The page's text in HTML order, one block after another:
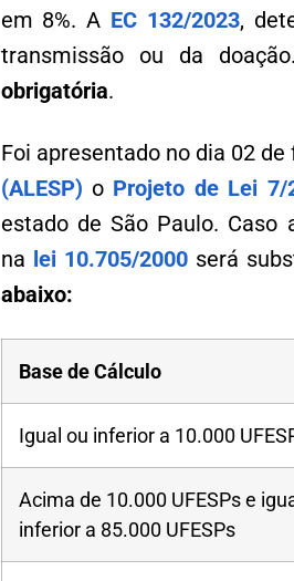
em 8%. A EC 132/2023,
transmissão ou da
obrigatória.
Foi apresentado no dia 02
(ALESP) o Projeto de Lei 7/
estado de São Paulo.
na lei 10.705/2000será
abaixo:
Base de Cálculo
Igual ou inferior a 10.000
Acima de 10.000 UFESPs e
inferior a 85.000 UFESPs